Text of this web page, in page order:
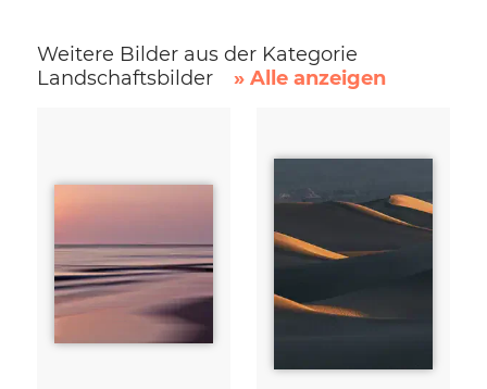
Weitere Bilder aus der Kategorie
Landschaftsbilder
» Alle anzeigen